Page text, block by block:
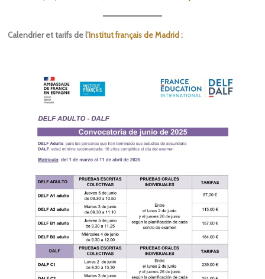
Calendrier et tarifs de l’Institut français de Madrid: